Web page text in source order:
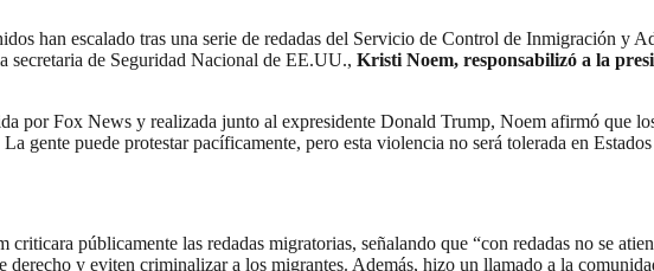
han escalado tras una serie de redadas del Servicio de Control de Inmigración y
secretaria de Seguridad Nacional de EE.UU., Kristi Noem, responsabilizó a la
por Fox News y realizada junto al expresidente Donald Trump, Noem afirmó que
gente puede protestar pacíficamente, pero esta violencia no será tolerada en
criticara públicamente las redadas migratorias, señalando que “con redadas no se
derecho y eviten criminalizar a los migrantes. Además, hizo un llamado a la